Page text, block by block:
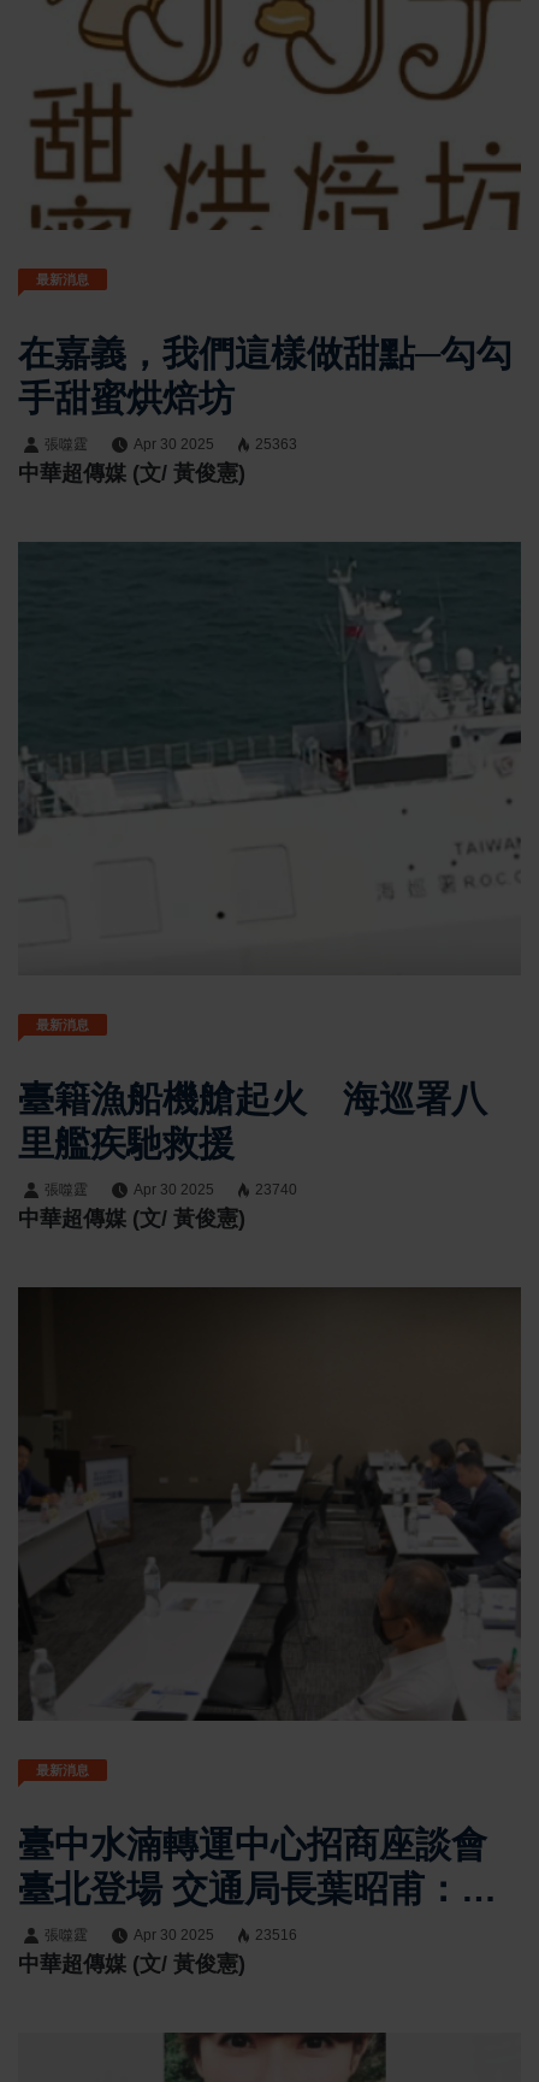
最新消息
在嘉義，我們這樣做甜點─勾勾
手甜蜜烘焙坊
張噬霆 Apr 30 2025 25363
中華超傳媒 (文/ 黃俊憲)
最新消息
臺籍漁船機艙起火 海巡署八
里艦疾馳救援
張噬霆 Apr 30 2025 23740
中華超傳媒 (文/ 黃俊憲)
最新消息
臺中水湳轉運中心招商座談會
臺北登場 交通局長葉昭甫：歡
迎投資臺中搶先機
張噬霆 Apr 30 2025 23516
中華超傳媒 (文/ 黃俊憲)